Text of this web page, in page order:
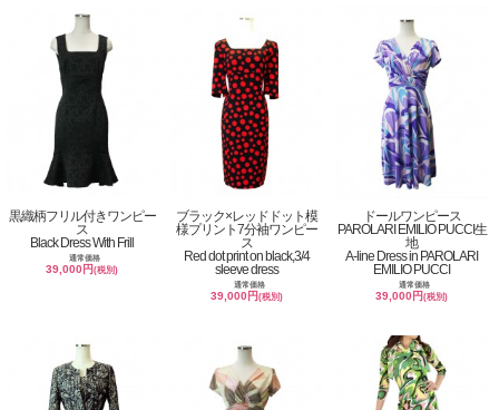
黒織柄フリル付きワンピー
ス
Black Dress With Frill
通常価格
39,000円(税別)
ブラック×レッドドット模
様プリント7分袖ワンピー
ス
Red dot print on black,3/4
sleeve dress
通常価格
39,000円(税別)
ドールワンピース
PAROLARI EMILIO PUCCI生
地
A-line Dress in PAROLARI
EMILIO PUCCI
通常価格
39,000円(税別)